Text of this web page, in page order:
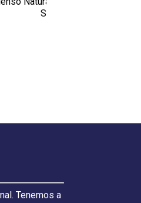
Santo con...
Tenemos a